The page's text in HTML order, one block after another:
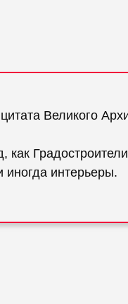
Великого
как
иногда интерьеры.